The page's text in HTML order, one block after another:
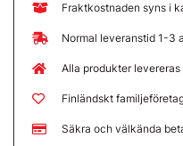
Fraktkostnaden syns i
Normal leveranstid 1-3
Alla produkter
Finländskt
Säkra och välkända